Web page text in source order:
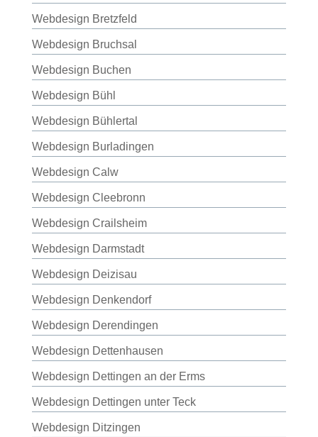
Webdesign Bretzfeld
Webdesign Bruchsal
Webdesign Buchen
Webdesign Bühl
Webdesign Bühlertal
Webdesign Burladingen
Webdesign Calw
Webdesign Cleebronn
Webdesign Crailsheim
Webdesign Darmstadt
Webdesign Deizisau
Webdesign Denkendorf
Webdesign Derendingen
Webdesign Dettenhausen
Webdesign Dettingen an der Erms
Webdesign Dettingen unter Teck
Webdesign Ditzingen